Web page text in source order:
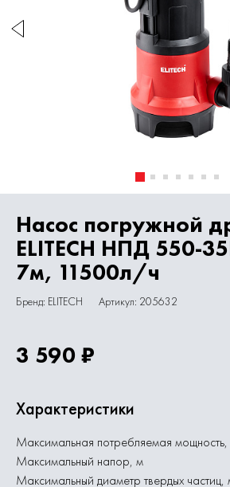
Насос погружной
ELITECH НПД 550-
7м, 11500л/ч
Бренд: ELITECH Артикул: 205632
3 590 ₽
Характеристики
Максимальная потребляемая мощность,
Максимальный напор, м
Максимальный диаметр твердых частиц,